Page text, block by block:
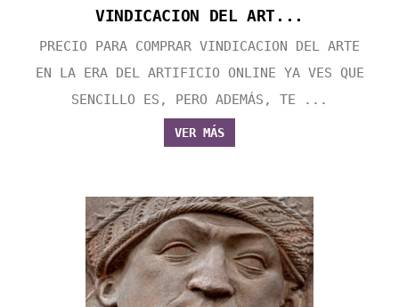
VINDICACION DEL ART...
PRECIO PARA COMPRAR VINDICACION DEL ARTE
EN LA ERA DEL ARTIFICIO ONLINE YA VES QUE
SENCILLO ES, PERO ADEMÁS, TE ...
VER MÁS